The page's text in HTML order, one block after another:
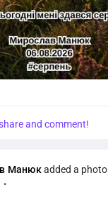
and comment!
Манюкadded a photo
·